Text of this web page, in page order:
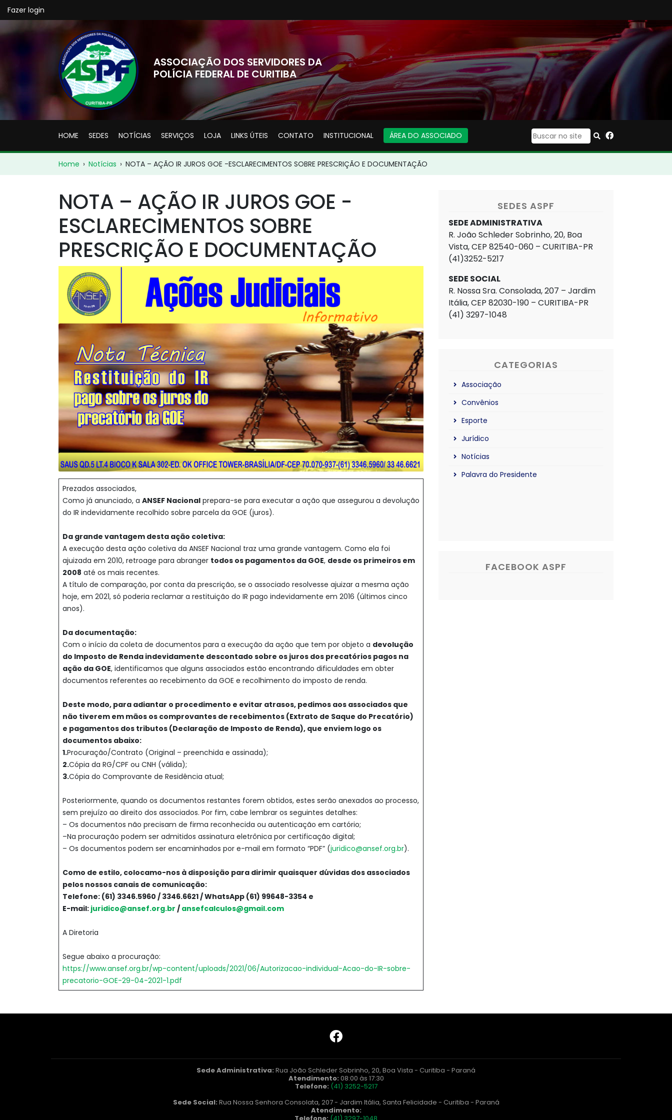
Fazer login
ASSOCIAÇÃO DOS SERVIDORES DA
POLÍCIA FEDERAL DE CURITIBA
HOME SEDES NOTÍCIAS SERVIÇOS LOJA LINKS ÚTEIS CONTATO INSTITUCIONAL ÁREA DO ASSOCIADO |
Home › Notícias › NOTA – AÇÃO IR JUROS GOE -ESCLARECIMENTOS SOBRE PRESCRIÇÃO E DOCUMENTAÇÃO
NOTA – AÇÃO IR JUROS GOE -
ESCLARECIMENTOS SOBRE
PRESCRIÇÃO E DOCUMENTAÇÃO
Prezados associados,
Como já anunciado, a ANSEF Nacional prepara-se para executar a ação que assegurou a devolução
do IR indevidamente recolhido sobre parcela da GOE (juros).
Da grande vantagem desta ação coletiva:
A execução desta ação coletiva da ANSEF Nacional traz uma grande vantagem. Como ela foi
ajuizada em 2010, retroage para abranger todos os pagamentos da GOE, desde os primeiros em
2008 até os mais recentes.
A título de comparação, por conta da prescrição, se o associado resolvesse ajuizar a mesma ação
hoje, em 2021, só poderia reclamar a restituição do IR pago indevidamente em 2016 (últimos cinco
anos).
Da documentação:
Com o início da coleta de documentos para a execução da ação que tem por objeto a devolução
do Imposto de Renda indevidamente descontado sobre os juros dos precatórios pagos na
ação da GOE, identificamos que alguns associados estão encontrando dificuldades em obter
documentos referentes ao recebimento da GOE e recolhimento do imposto de renda.
Deste modo, para adiantar o procedimento e evitar atrasos, pedimos aos associados que
não tiverem em mãos os comprovantes de recebimentos (Extrato de Saque do Precatório)
e pagamentos dos tributos (Declaração de Imposto de Renda), que enviem logo os
documentos abaixo:
1.Procuração/Contrato (Original – preenchida e assinada);
2.Cópia da RG/CPF ou CNH (válida);
3.Cópia do Comprovante de Residência atual;
Posteriormente, quando os documentos restantes forem obtidos, estes serão anexados ao processo,
sem prejuízo ao direito dos associados. Por fim, cabe lembrar os seguintes detalhes:
– Os documentos não precisam de firma reconhecida ou autenticação em cartório;
–Na procuração podem ser admitidos assinatura eletrônica por certificação digital;
– Os documentos podem ser encaminhados por e-mail em formato “PDF” (juridico@ansef.org.br).
Como de estilo, colocamo-nos à disposição para dirimir quaisquer dúvidas dos associados
pelos nossos canais de comunicação:
Telefone: (61) 3346.5960 / 3346.6621 / WhatsApp (61) 99648-3354 e
E-mail: juridico@ansef.org.br / ansefcalculos@gmail.com
A Diretoria
Segue abaixo a procuração:
https://www.ansef.org.br/wp-content/uploads/2021/06/Autorizacao-individual-Acao-do-IR-sobre-
precatorio-GOE-29-04-2021-1.pdf
SEDES ASPF
SEDE ADMINISTRATIVA
R. João Schleder Sobrinho, 20, Boa
Vista, CEP 82540-060 – CURITIBA-PR
(41)3252-5217
SEDE SOCIAL
R. Nossa Sra. Consolada, 207 – Jardim
Itália, CEP 82030-190 – CURITIBA-PR
(41) 3297-1048
CATEGORIAS
Associação
Convênios
Esporte
Jurídico
Notícias
Palavra do Presidente
FACEBOOK ASPF
Sede Administrativa: Rua João Schleder Sobrinho, 20, Boa Vista - Curitiba - Paraná
Atendimento: 08:00 às 17:30
Telefone: (41) 3252-5217
Sede Social: Rua Nossa Senhora Consolata, 207 - Jardim Itália, Santa Felicidade - Curitiba - Paraná
Atendimento:
Telefone: (41) 3297-1048